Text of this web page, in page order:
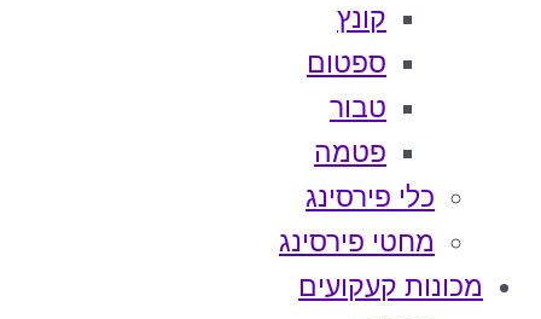
קונץ
ספטום
טבור
פטמה
כלי פירסינג
מחטי פירסינג
מכונות קעקועים